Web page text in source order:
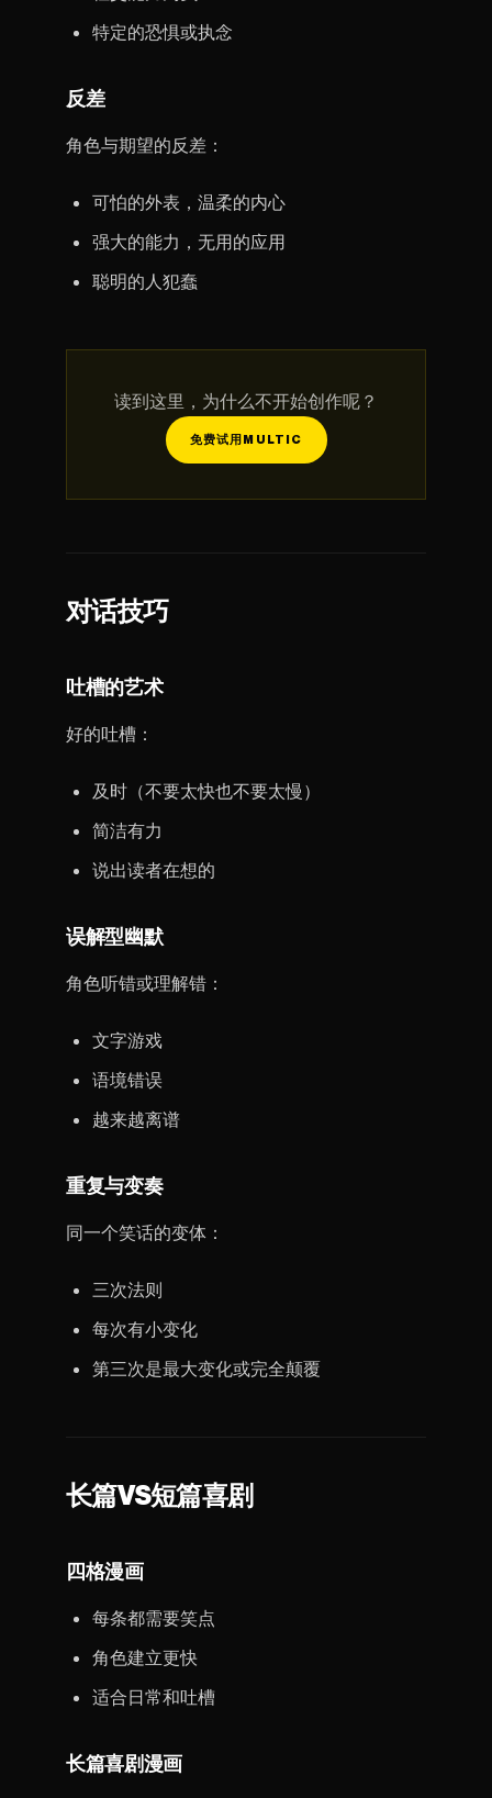
特定的恐惧或执念
反差
角色与期望的反差：
可怕的外表，温柔的内心
强大的能力，无用的应用
聪明的人犯蠢
读到这里，为什么不开始创作呢？
免费试用MULTIC
对话技巧
吐槽的艺术
好的吐槽：
及时（不要太快也不要太慢）
简洁有力
说出读者在想的
误解型幽默
角色听错或理解错：
文字游戏
语境错误
越来越离谱
重复与变奏
同一个笑话的变体：
三次法则
每次有小变化
第三次是最大变化或完全颠覆
长篇VS短篇喜剧
四格漫画
每条都需要笑点
角色建立更快
适合日常和吐槽
长篇喜剧漫画